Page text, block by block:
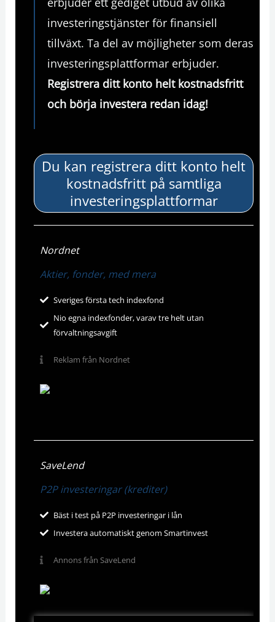
investeringstjänster för finansiell
tillväxt. Ta del av möjligheter som deras
investeringsplattformar erbjuder.
Registrera ditt konto helt kostnadsfritt
och börja investera redan idag!
Du kan registrera ditt konto helt
kostnadsfritt på samtliga
investeringsplattformar
Nordnet
Aktier, fonder, med mera
Sveriges första tech indexfond
Nio egna indexfonder, varav tre helt utan
förvaltningsavgift
Reklam från Nordnet
SaveLend
P2P investeringar (krediter)
Bäst i test på P2P investeringar i lån
Investera automatiskt genom Smartinvest
Annons från SaveLend